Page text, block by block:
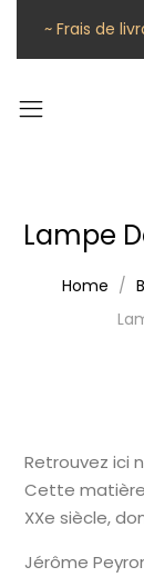
~ Frais de
Lampe
Home
Retrouvez ici
Cette
XXe siècle,
Jérôme